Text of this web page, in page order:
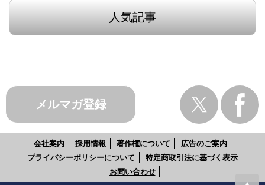
人気記事
メルマガ登録
会社案内 採用情報 著作権について
広告のご案内
プライバシーポリシーについて
特定商取引法に基づく表示
お問い合わせ